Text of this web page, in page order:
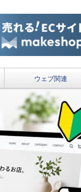
ウェブ関連